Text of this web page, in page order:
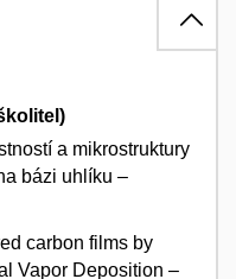
a mikrostruktury
bázi uhlíku –
carbon films by
Vapor Deposition –